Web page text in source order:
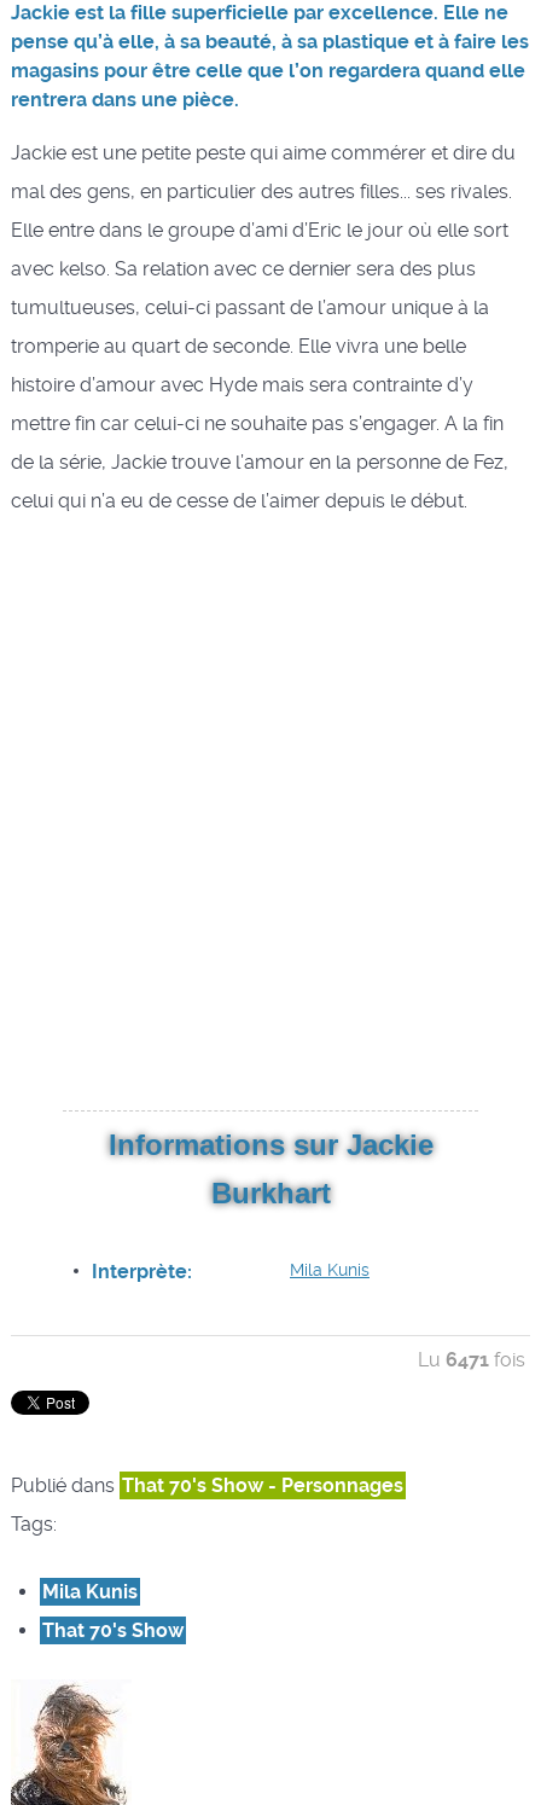
Jackie est la fille superficielle par excellence. Elle ne
pense qu’à elle, à sa beauté, à sa plastique et à faire les
magasins pour être celle que l’on regardera quand elle
rentrera dans une pièce.
Jackie est une petite peste qui aime commérer et dire du
mal des gens, en particulier des autres filles... ses rivales.
Elle entre dans le groupe d’ami d’Eric le jour où elle sort
avec kelso. Sa relation avec ce dernier sera des plus
tumultueuses, celui-ci passant de l’amour unique à la
tromperie au quart de seconde. Elle vivra une belle
histoire d’amour avec Hyde mais sera contrainte d’y
mettre fin car celui-ci ne souhaite pas s’engager. A la fin
de la série, Jackie trouve l’amour en la personne de Fez,
celui qui n’a eu de cesse de l’aimer depuis le début.
Informations sur Jackie
Burkhart
Interprète: Mila Kunis
Lu6471 fois
Publié dans That 70's Show - Personnages
Tags:
Mila Kunis
That 70's Show